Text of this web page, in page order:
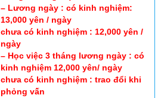
– Lương ngày : có kinh nghiệm:
13,000 yên / ngày
chưa có kinh nghiệm : 12,000 yên /
ngày
– Học việc 3 tháng lương ngày : có
kinh nghiệm 12,000 yên/ ngày
chưa có kinh nghiệm : trao đổi khi
phỏng vấn